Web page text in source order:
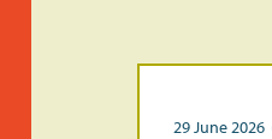
29 June 2026